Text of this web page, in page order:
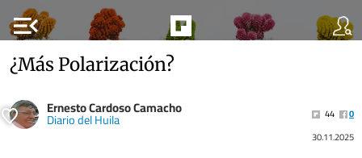
menu_open
¿Más Polarización?
Ernesto Cardoso Camacho
Diario del Huila 44
0
30.11.2025